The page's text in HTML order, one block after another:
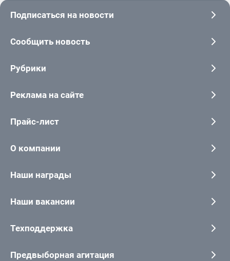
Подписаться на новости
Сообщить новость
Рубрики
Реклама на сайте
Прайс-лист
О компании
Наши награды
Наши вакансии
Техподдержка
Предвыборная агитация